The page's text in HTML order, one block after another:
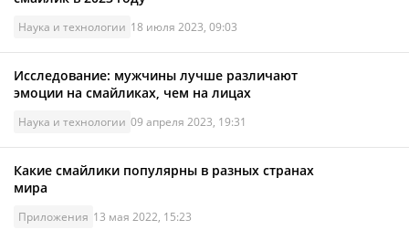
Наука и технологии 18 июля 2023, 09:03
Исследование: мужчины лучше различают
эмоции на смайликах, чем на лицах
Наука и технологии 09 апреля 2023, 19:31
Какие смайлики популярны в разных странах
мира
Приложения 13 мая 2022, 15:23